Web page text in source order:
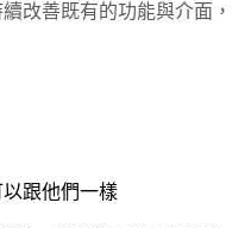
改善既有的功能與介面，
跟他們一樣